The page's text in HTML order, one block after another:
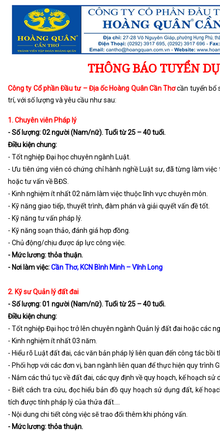
THÔNG BÁO TUYỂN
Công ty Cổ phần Đầu tư – Địa ốc Hoàng Quân Cần Thơcần tuyển bổ
trí, với số lượng và yêu cầu như sau:
1. Chuyên viên Pháp lý
- Số lượng: 02 người (Nam/nữ). Tuổi từ 25 – 40 tuổi.
Điều kiện chung:
- Tốt nghiệp Đại học chuyên ngành Luật.
- Ưu tiên ứng viên có chứng chỉ hành nghề Luật sư, đã từng làm
hoặc tư vấn về BĐS.
- Kinh nghiệm ít nhất 02 năm làm việc thuộc lĩnh vực chuyên môn.
- Kỹ năng giao tiếp, thuyết trình, đàm phán và giải quyết vấn đề tốt.
- Kỹ năng tư vấn pháp lý.
- Kỹ năng soạn thảo, đánh giá hợp đồng.
- Chủ động/chịu được áp lực công việc.
- Mức lương: thỏa thuận.
- Nơi làm việc:Cần Thơ, KCN Bình Minh – Vĩnh Long
2. Kỹ sư Quản lý đất đai
- Số lượng: 01 người (Nam/nữ). Tuổi từ 25 – 40 tuổi.
Điều kiện chung:
- Tốt nghiệp Đại học trở lên chuyên ngành Quản lý đất đai hoặc các
- Kinh nghiệm ít nhất 03 năm.
- Hiểu rõ Luật đất đai, các văn bản pháp lý liên quan đến công tác bồi
- Phối hợp với các đơn vị, ban ngành liên quan để thực hiện quy trình
- Nắm các thủ tục về đất đai, các quy định về quy hoạch, kế hoạch sử
- Biết cách tra cứu, đọc hiểu bản đồ quy hoạch sử dụng đất, kế
tích được tính pháp lý của thửa đất....
- Nội dung chi tiết công việc sẽ trao đổi thêm khi phỏng vấn.
- Mức lương: thỏa thuận.